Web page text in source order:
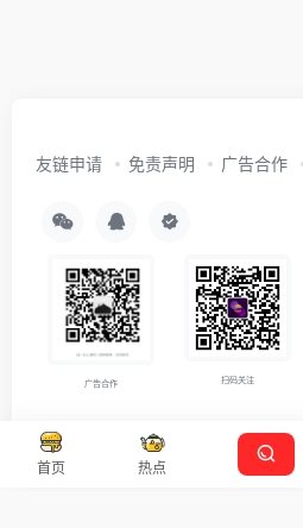
首页 热点
友链申请 免责声明 广告合作
广告合作 扫码关注
Copyright © 2026沪ICP备2021007899